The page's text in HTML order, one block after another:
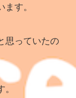
す。
思っていたの